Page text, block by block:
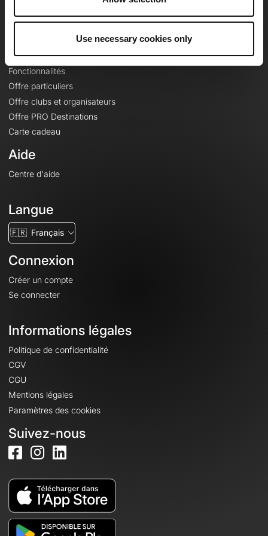
Use necessary cookies only
Le Mag'
Fonds de cartes topographiques
Fonctionnalités
Offre particuliers
Offre clubs et organisateurs
Offre PRO Destinations
Carte cadeau
Aide
Centre d'aide
Langue
🇫🇷 Français
Connexion
Créer un compte
Se connecter
Informations légales
Politique de confidentialité
CGV
CGU
Mentions légales
Paramètres des cookies
Suivez-nous